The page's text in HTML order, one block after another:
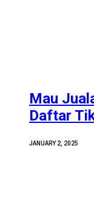
Mau
Daftar
JANUARY 2, 2025